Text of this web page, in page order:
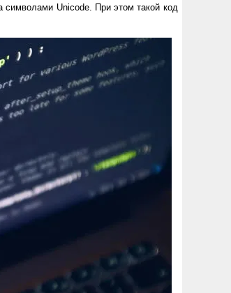
символами Unicode. При этом такой код